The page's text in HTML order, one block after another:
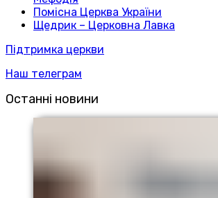
Помісна Церква України
Щедрик – Церковна Лавка
Підтримка церкви
Наш телеграм
Останні новини